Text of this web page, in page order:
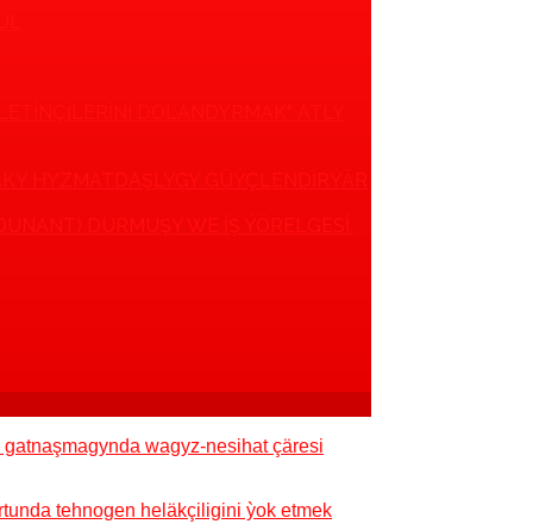
wagyz-nesihat çäresi
tehnogen heläkçiligini ỳok etmek